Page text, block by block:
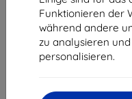
Funktionieren der
während andere
zu analysieren
personalisieren.
vom ganzen5.